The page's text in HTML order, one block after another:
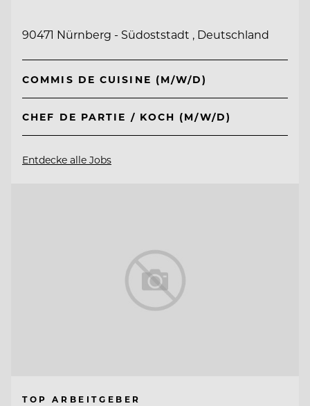
90471 Nürnberg - Südoststadt , Deutschland
COMMIS DE CUISINE (M/W/D)
CHEF DE PARTIE / KOCH (M/W/D)
Entdecke alle Jobs
TOP ARBEITGEBER